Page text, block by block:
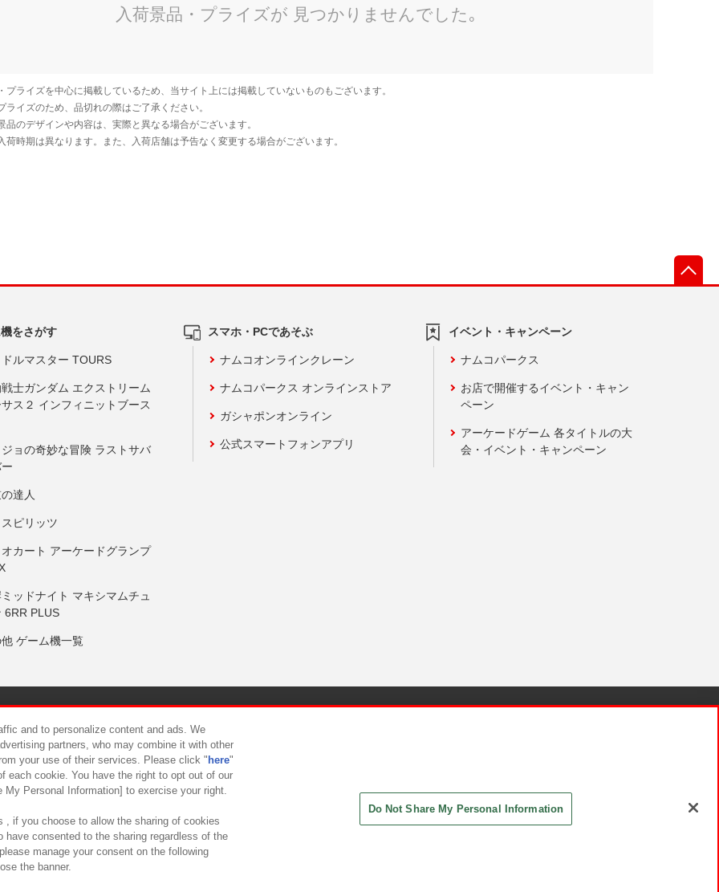
をさがす
ルマスター TOURS
士ガンダム エクストリーム
ス２ インフィニットブース
ョの奇妙な冒険 ラストサバ
達人
ピリッツ
カート アーケードグランプ
ッドナイト マキシマムチュ
6RR PLUS
ゲーム機一覧
スマホ・PCであそぶ
ナムコオンラインクレーン
ナムコパークス オンラインストア
ガシャポンオンライン
公式スマートフォンアプリ
イベント・キャンペーン
ナムコパークス
お店で開催するイベント・キャン
ペーン
アーケードゲーム 各タイトルの大
会・イベント・キャンペーン
について カスタマーハラスメント対応方針
and to personalize content and ads. We
partners, who may combine it with other
your use of their services. Please click " here"
each cookie. You have the right to opt out of our
Personal Information] to exercise your right.
, if you choose to allow the sharing of cookies
have consented to the sharing regardless of the
manage your consent on the following
the banner.
Do Not Share My Personal Information